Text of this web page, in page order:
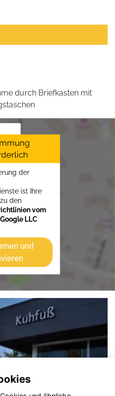
durch Briefkasten mit
der
ist Ihre
den
vom
LLC
und